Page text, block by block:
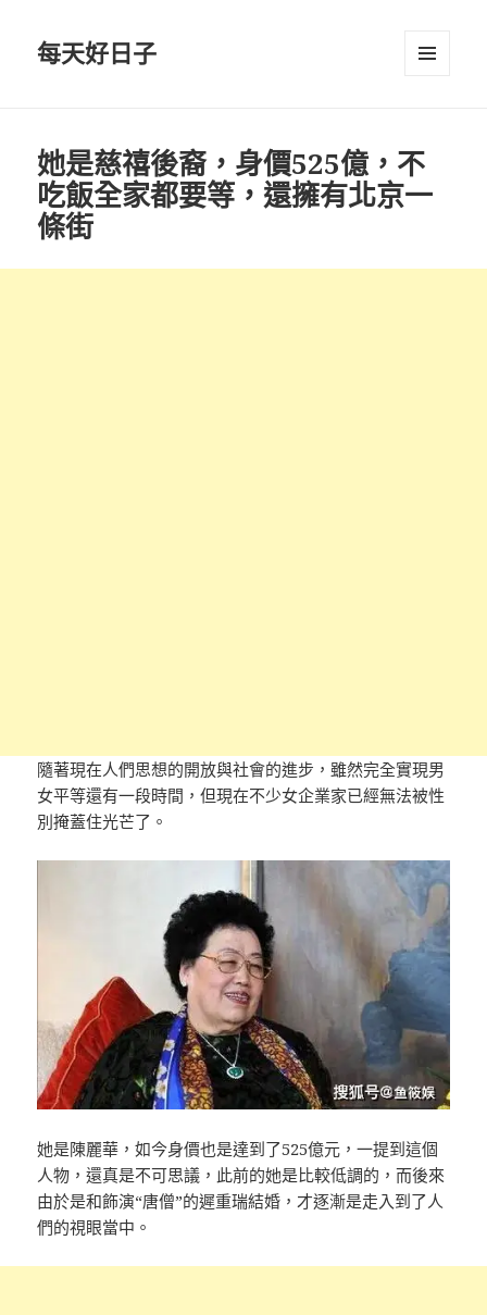
每天好日子
她是慈禧後裔，身價525億，不
吃飯全家都要等，還擁有北京一
條街
隨著現在人們思想的開放與社會的進步，雖然完全實現男
女平等還有一段時間，但現在不少女企業家已經無法被性
別掩蓋住光芒了。
她是陳麗華，如今身價也是達到了525億元，一提到這個
人物，還真是不可思議，此前的她是比較低調的，而後來
由於是和飾演“唐僧”的遲重瑞結婚，才逐漸是走入到了人
們的視眼當中。